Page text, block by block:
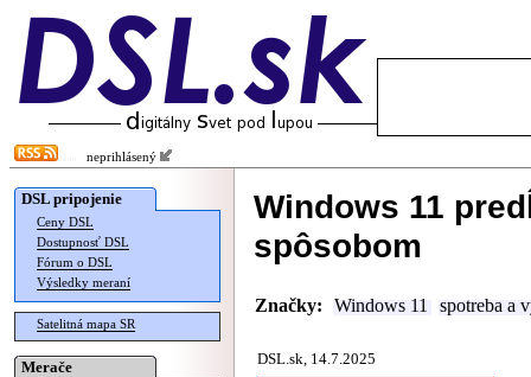
neprihlásený
DSL pripojenie
Ceny DSL
Dostupnosť DSL
Fórum o DSL
Výsledky meraní
Satelitná mapa SR
Merače
Windows 11
spôsobom
Značky: Windows 11 spotreba a
DSL.sk, 14.7.2025